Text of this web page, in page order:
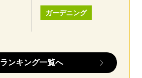
ガーデニング
ランキング一覧へ